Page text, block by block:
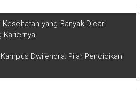
yang Banyak Dicari
Kariernya
Dwijendra: Pilar Pendidikan